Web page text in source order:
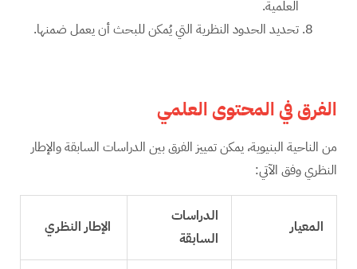
العلمية.
تحديد الحدود النظرية التي يُمكن للبحث أن يعمل ضمنها.
الفرق في المحتوى العلمي
من الناحية البنيوية، يمكن تمييز الفرق بين الدراسات السابقة والإطار
النظري وفق الآتي:
المعيار
الدراسات
السابقة
الإطار النظري